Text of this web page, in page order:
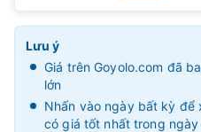
Lưu ý
Giá trên Goyolo.com đã
lớn
Nhấn vào ngày bất kỳ để
có giá tốt nhất trong